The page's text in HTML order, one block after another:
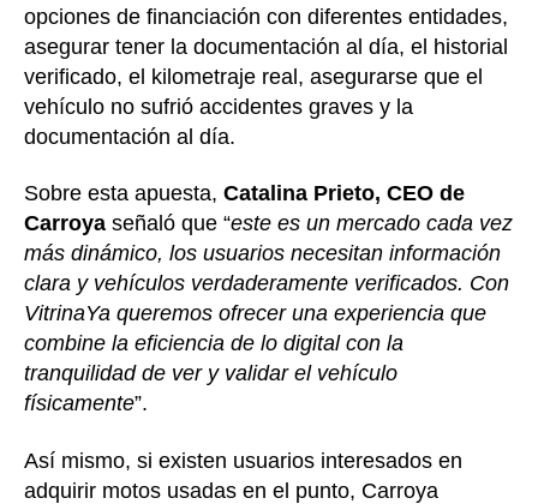
opciones de financiación con diferentes entidades,
asegurar tener la documentación al día, el historial
verificado, el kilometraje real, asegurarse que el
vehículo no sufrió accidentes graves y la
documentación al día.
Sobre esta apuesta, Catalina Prieto, CEO de
Carroya señaló que “este es un mercado cada vez
más dinámico, los usuarios necesitan información
clara y vehículos verdaderamente verificados. Con
VitrinaYa queremos ofrecer una experiencia que
combine la eficiencia de lo digital con la
tranquilidad de ver y validar el vehículo
físicamente”.
Así mismo, si existen usuarios interesados en
adquirir motos usadas en el punto, Carroya